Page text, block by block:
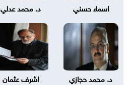
اسماء حسني د. محمد عدلي
د. محمد حجازي اشرف عثمان